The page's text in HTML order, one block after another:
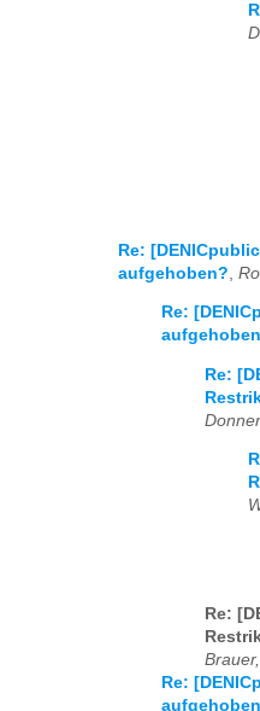
Re:
aufgehoben?
Re:
Re:
Re:
Re: